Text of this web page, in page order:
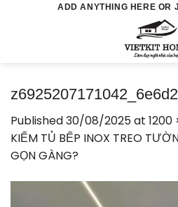
ADD ANYTHING HERE OR
Published30/08/2025at 1200
KIẾM TỦ BẾP INOX TREO
GỌN GÀNG?